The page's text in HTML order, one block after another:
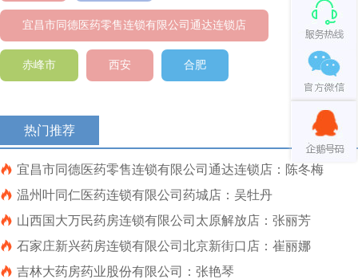
宜昌市同德医药零售连锁有限公司通达连锁店
赤峰市 西安 合肥
热门推荐
 宜昌市同德医药零售连锁有限公司通达连锁店：陈冬梅
 温州叶同仁医药连锁有限公司药城店：吴牡丹
 山西国大万民药房连锁有限公司太原解放店：张丽芳
 石家庄新兴药房连锁有限公司北京新街口店：崔丽娜
 吉林大药房药业股份有限公司：张艳琴